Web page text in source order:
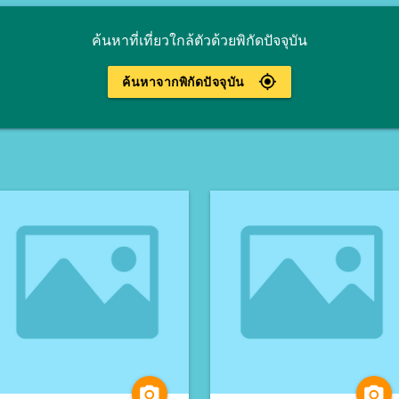
ค้นหาที่เที่ยวใกล้ตัวด้วยพิกัดปัจจุบัน
gps_fixed
ค้นหาจากพิกัดปัจจุบัน